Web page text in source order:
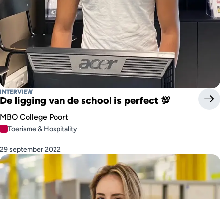
INTERVIEW
De ligging van de school is perfect 💯
MBO College Poort
Toerisme & Hospitality
29 september 2022